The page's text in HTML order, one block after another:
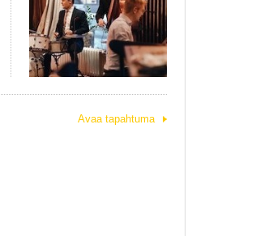
Avaa tapahtuma